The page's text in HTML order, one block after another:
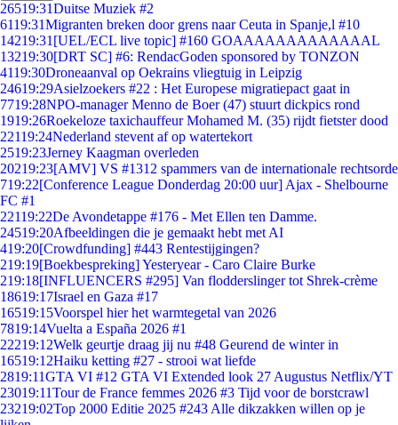
26519:31Duitse Muziek #2
6119:31Migranten breken door grens naar Ceuta in Spanje,l #10
14219:31 [UEL/ECL live topic] #160 GOAAAAAAAAAAAAAL
13219:30[DRT SC] #6: RendacGoden sponsored by TONZON
4119:30Droneaanval op Oekrains vliegtuig in Leipzig
24619:29Asielzoekers #22 : Het Europese migratiepact gaat in
7719:28NPO-manager Menno de Boer (47) stuurt dickpics rond
1919:26Roekeloze taxichauffeur Mohamed M. (35) rijdt fietster dood
22119:24Nederland stevent af op watertekort
2519:23Jerney Kaagman overleden
20219:23[AMV] VS #1312 spammers van de internationale rechtsorde
719:22[Conference League Donderdag 20:00 uur] Ajax - Shelbourne
FC #1
22119:22De Avondetappe #176 - Met Ellen ten Damme.
24519:20Afbeeldingen die je gemaakt hebt met AI
419:20[Crowdfunding] #443 Rentestijgingen?
219:19[Boekbespreking] Yesteryear - Caro Claire Burke
219:18[INFLUENCERS #295] Van flodderslinger tot Shrek-crème
18619:17Israel en Gaza #17
16519:15Voorspel hier het warmtegetal van 2026
7819:14Vuelta a España 2026 #1
22219:12Welk geurtje draag jij nu #48 Geurend de winter in
16519:12Haiku ketting #27 - strooi wat liefde
2819:11GTA VI #12 GTA VI Extended look 27 Augustus Netflix/YT
23019:11Tour de France femmes 2026 #3 Tijd voor de borstcrawl
23219:02Top 2000 Editie 2025 #243 Alle dikzakken willen op je